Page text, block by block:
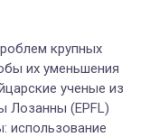
крупных
их уменьшения
ученые из
Лозанны (EPFL)
использование